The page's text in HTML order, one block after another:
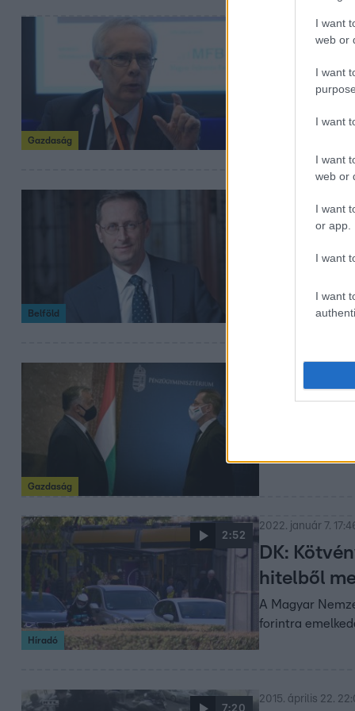
I want
web or
I want
I want
I want
web or
I want
or app.
I want
I want
Gazdaság
2022. szeptember
Bod
A korábbi
az állam
egy ilyen
pénzekről és
Belföld
Varga
Gazdaság
575 millió
bocsátott
2:52
Híradó
2022. január 7.
DK:
hitelből
A Magyar
forintra
7:20
2015. április 22.